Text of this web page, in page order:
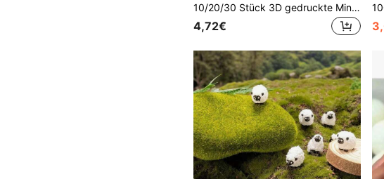
10/20/30 Stück 3D gedruckte Mini Wildtierfiguren, flexible realistische Skulpturen, Heim- und Bürodekoration, Stressabbau-Spielzeug für Erwachsene und Kinder, Cupcake-Dekorationen, geeignet für Halloween-Party, Weihnachtsstrümpfe, Ostern, Geburtstagsgeschenktüten
4,72€